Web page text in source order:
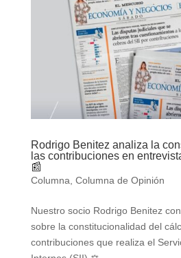
Rodrigo Benitez analiza la
las contribuciones en
📰
Columna Columna de Opinión
Nuestro socio Rodrigo Benitez
sobre la constitucionalidad del
contribuciones que realiza el